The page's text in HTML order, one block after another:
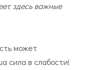
здесь важные
может
сила в слабости!